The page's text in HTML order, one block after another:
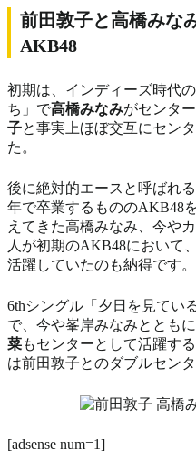
前田敦子と高橋みな
AKB48
初期は、インディーズ時代
ち」で高橋みなみがセンタ
子と事実上ほぼ交互にセン
た。
後に絶対的エースと呼ばれ
年で卒業するもののAKB48
えてきた高橋みなみ、今や
人が初期のAKB48において
活躍していたのも納得です。
6thシングル「夕日を見てい
で、今や峯岸みなみととも
菜もセンターとして活躍す
は前田敦子とのダブルセンタ
[adsense num=1]